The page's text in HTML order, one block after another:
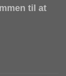
til at